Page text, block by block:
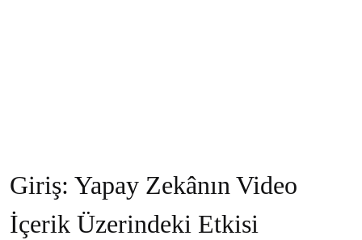
Giriş: Yapay Zekânın Video
İçerik Üzerindeki Etkisi